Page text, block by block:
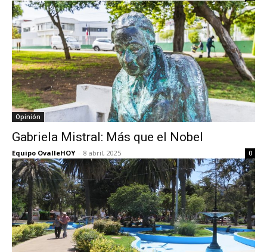
Opinión
Gabriela Mistral: Más que el Nobel
Equipo OvalleHOY - 8 abril, 2025 0